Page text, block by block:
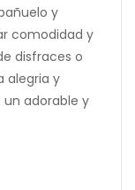
y
comodidad y
disfraces o
alegria y
adorable y